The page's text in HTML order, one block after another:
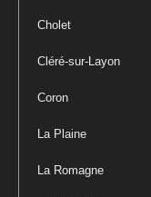
Cholet
Cléré-sur-Layon
Coron
La Plaine
La Romagne